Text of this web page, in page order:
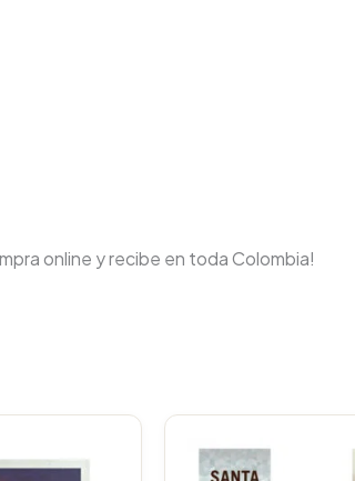
online y recibe en toda Colombia!